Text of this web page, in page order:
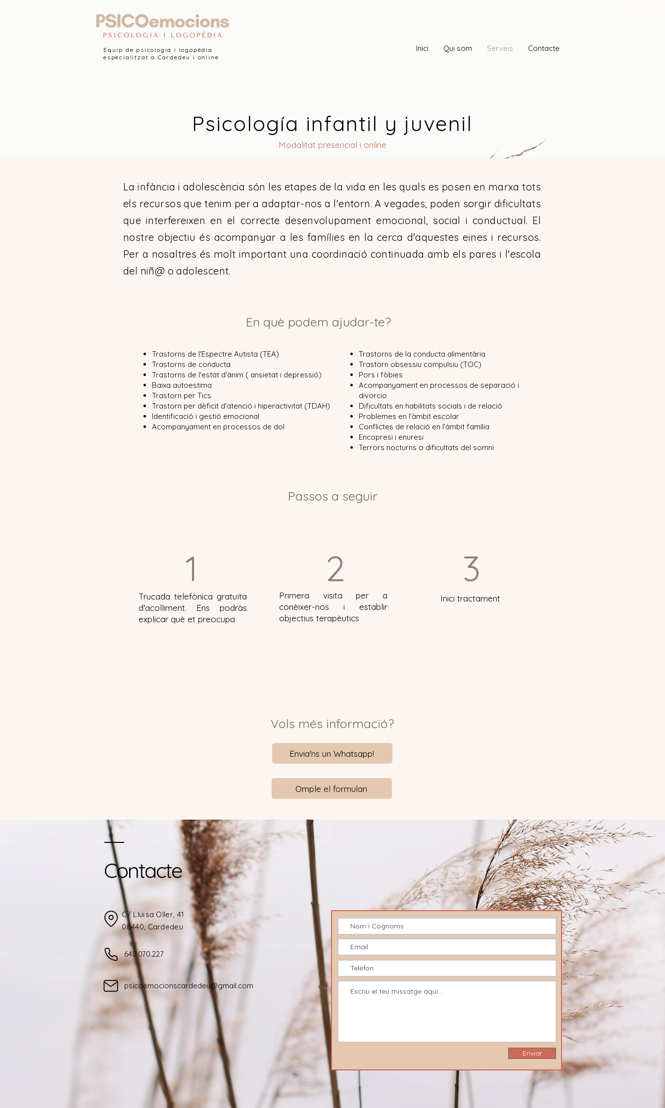
Equip de psicologia i logopèdia
especialitzat a Cardedeu i online
Inici Qui som Serveis Contacte
Psicología infantil y juvenil
Modalitat presencial i online
La infància i adolescència són les etapes de la vida en les quals es posen en marxa tots
els recursos que tenim per a adaptar-nos a l'entorn. A vegades, poden sorgir dificultats
que interfereixen en el correcte desenvolupament emocional, social i conductual. El
nostre objectiu és acompanyar a les famílies en la cerca d'aquestes eines i recursos.
Per a nosaltres és molt important una coordinació continuada amb els pares i l'escola
del niñ@ o adolescent.
En què podem ajudar-te?
Trastorns de l'Espectre Autista (TEA)
Trastorns de conducta
Trastorns de l'estat d'ànim ( ansietat i depressió)
Baixa autoestima
Trastorn per Tics
Trastorn per dèficit d'atenció i hiperactivitat (TDAH)
Identificació i gestió emocional
Acompanyament en processos de dol
Trastorns de la conducta alimentària
Trastorn obsessiu compulsiu (TOC)
Pors i fòbies
Acompanyament en processos de separació i
divorcio
Dificultats en habilitats socials i de relació
Problemes en l'àmbit escolar
Conflictes de relació en l'àmbit família
Encopresi i enuresi
Terrors nocturns o dificultats del somni
Passos a seguir
1
Trucada telefònica gratuïta
d'acolliment. Ens podràs
explicar què et preocupa
2
Primera visita per a
conèixer-nos i establir
objectius terapèutics
3
Inici tractament
Vols més informació?
Envia'ns un Whatsapp!
Omple el formulari
Contacte
C/ Lluïsa Oller, 41
08440, Cardedeu​
640.070.227
psicoemocionscardedeu@gmail.com
Enviar